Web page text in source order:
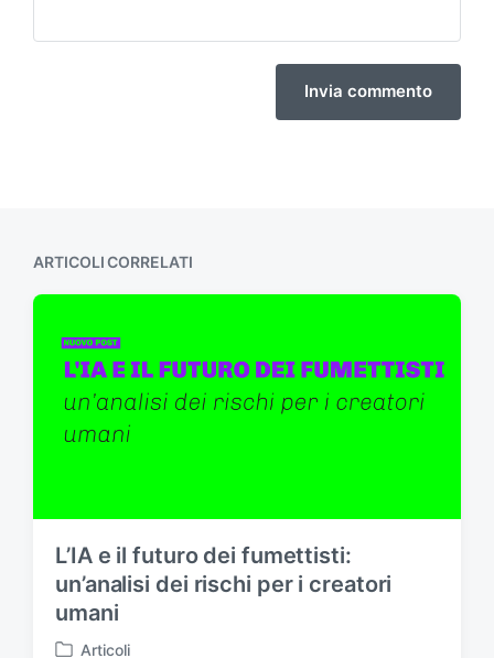
ARTICOLI CORRELATI
L’IA e il futuro dei fumettisti:
un’analisi dei rischi per i creatori
umani
Articoli